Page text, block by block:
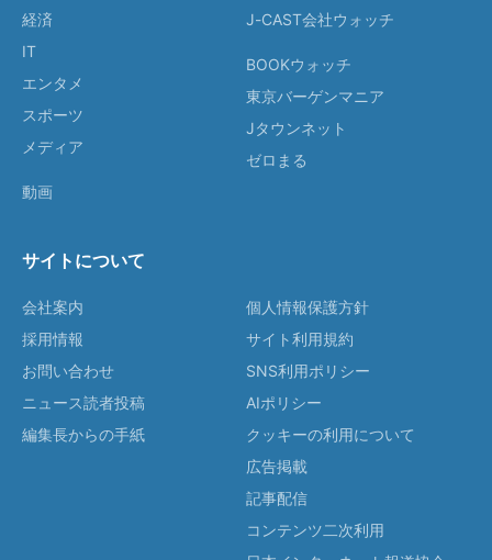
経済
IT
エンタメ
スポーツ
メディア
動画
J-CAST会社ウォッチ
BOOKウォッチ
東京バーゲンマニア
Jタウンネット
ゼロまる
サイトについて
会社案内
採用情報
お問い合わせ
ニュース読者投稿
編集長からの手紙
個人情報保護方針
サイト利用規約
SNS利用ポリシー
AIポリシー
クッキーの利用について
広告掲載
記事配信
コンテンツ二次利用